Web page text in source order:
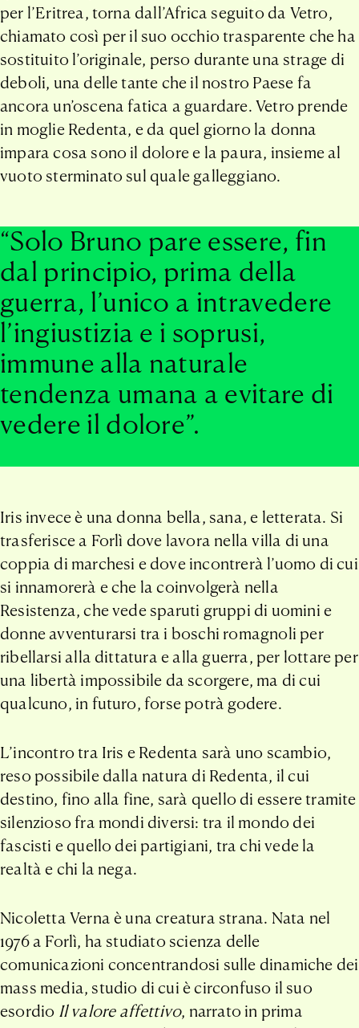
per l’Eritrea, torna dall’Africa seguito da Vetro,
chiamato così per il suo occhio trasparente che ha
sostituito l’originale, perso durante una strage di
deboli, una delle tante che il nostro Paese fa
ancora un’oscena fatica a guardare. Vetro prende
in moglie Redenta, e da quel giorno la donna
impara cosa sono il dolore e la paura, insieme al
vuoto sterminato sul quale galleggiano.
“Solo Bruno pare essere, fin
dal principio, prima della
guerra, l’unico a intravedere
l’ingiustizia e i soprusi,
immune alla naturale
tendenza umana a evitare di
vedere il dolore”.
Iris invece è una donna bella, sana, e letterata. Si
trasferisce a Forlì dove lavora nella villa di una
coppia di marchesi e dove incontrerà l’uomo di cui
si innamorerà e che la coinvolgerà nella
Resistenza, che vede sparuti gruppi di uomini e
donne avventurarsi tra i boschi romagnoli per
ribellarsi alla dittatura e alla guerra, per lottare per
una libertà impossibile da scorgere, ma di cui
qualcuno, in futuro, forse potrà godere.
L’incontro tra Iris e Redenta sarà uno scambio,
reso possibile dalla natura di Redenta, il cui
destino, fino alla fine, sarà quello di essere tramite
silenzioso fra mondi diversi: tra il mondo dei
fascisti e quello dei partigiani, tra chi vede la
realtà e chi la nega.
Nicoletta Verna è una creatura strana. Nata nel
1976 a Forlì, ha studiato scienza delle
comunicazioni concentrandosi sulle dinamiche dei
mass media, studio di cui è circonfuso il suo
esordio Il valore affettivo, narrato in prima